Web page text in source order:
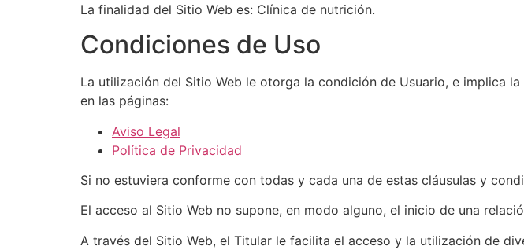
La finalidad del Sitio Web es: Clínica de nutrición.
Condiciones de Uso
La utilización del Sitio Web le otorga la condición de Usuario, e implica
en las páginas:
Aviso Legal
Política de Privacidad
Si no estuviera conforme con todas y cada una de estas cláusulas y
El acceso al Sitio Web no supone, en modo alguno, el inicio de una
A través del Sitio Web, el Titular le facilita el acceso y la utilización de